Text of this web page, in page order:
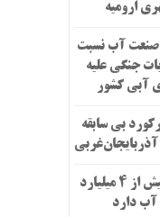
ارومیه
صنعت آب نسبت
جنگی علیه
آبی کشور
همزمان ۳ رکورد بی سابقه
دریاچه ارومیه بیش از ۴ میلیارد
آب دارد